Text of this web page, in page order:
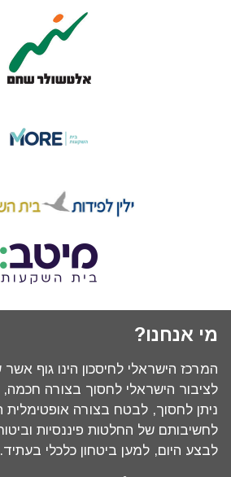
מי אנחנו?
המרכז הישראלי לחיסכון הינו גוף
לציבור הישראלי לחסוך בצורה
ניתן לחסוך, לבטח בצורה
לחשיבותם של החלטות פיננסיות
לבצע היום, למען ביטחון כלכלי בעתיד.